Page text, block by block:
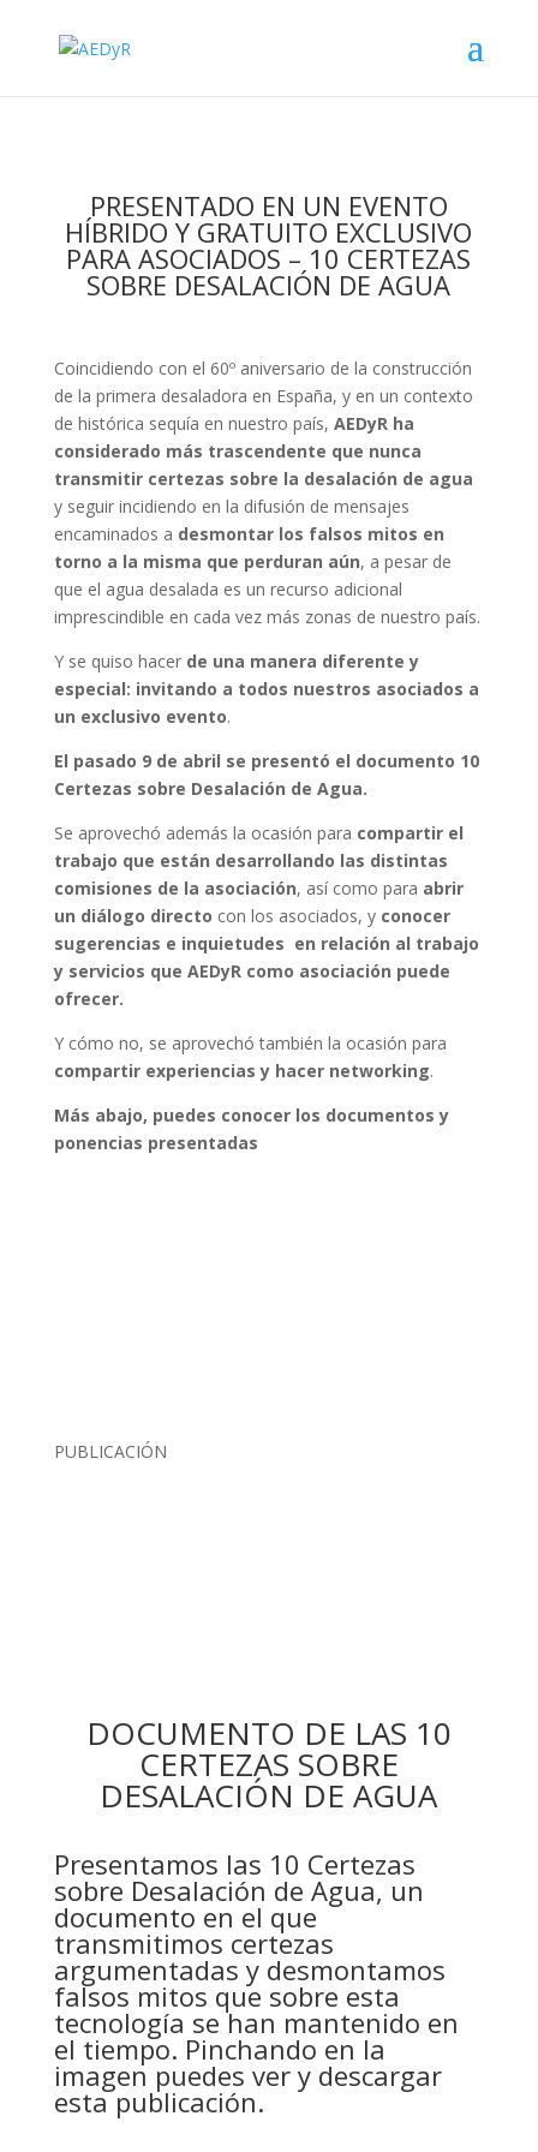
PRESENTADO EN UN EVENTO
HÍBRIDO Y GRATUITO EXCLUSIVO
PARA ASOCIADOS – 10 CERTEZAS
SOBRE DESALACIÓN DE AGUA
Coincidiendo con el 60º aniversario de la construcción
de la primera desaladora en España, y en un contexto
de histórica sequía en nuestro país, AEDyR ha
considerado más trascendente que nunca
transmitir certezas sobre la desalación de agua
y seguir incidiendo en la difusión de mensajes
encaminados a desmontar los falsos mitos en
torno a la misma que perduran aún, a pesar de
que el agua desalada es un recurso adicional
imprescindible en cada vez más zonas de nuestro país.
Y se quiso hacer de una manera diferente y
especial: invitando a todos nuestros asociados a
un exclusivo evento.
El pasado 9 de abril se presentó el documento 10
Certezas sobre Desalación de Agua.
Se aprovechó además la ocasión para compartir el
trabajo que están desarrollando las distintas
comisiones de la asociación, así como para abrir
un diálogo directo con los asociados, y conocer
sugerencias e inquietudes en relación al trabajo
y servicios que AEDyR como asociación puede
ofrecer.
Y cómo no, se aprovechó también la ocasión para
compartir experiencias y hacer networking.
Más abajo, puedes conocer los documentos y
ponencias presentadas
PUBLICACIÓN
DOCUMENTO DE LAS 10
CERTEZAS SOBRE
DESALACIÓN DE AGUA
Presentamos las 10 Certezas
sobre Desalación de Agua, un
documento en el que
transmitimos certezas
argumentadas y desmontamos
falsos mitos que sobre esta
tecnología se han mantenido en
el tiempo. Pinchando en la
imagen puedes ver y descargar
esta publicación.